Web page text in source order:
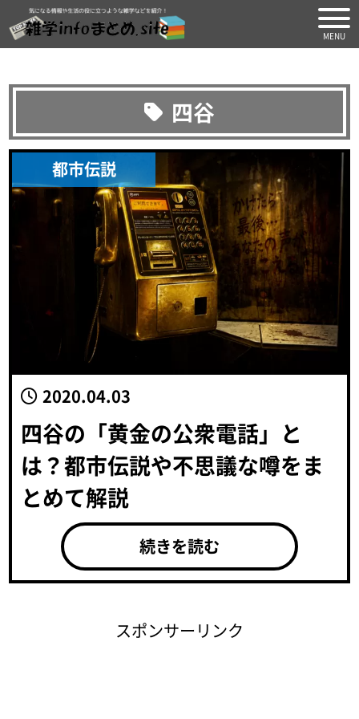
気になる情報や生活
四谷
都市伝説
2020.04.03
四谷の「黄金の公衆電話」と
は？都市伝説や不思議な噂をま
とめて解説
続きを読む
スポンサーリンク